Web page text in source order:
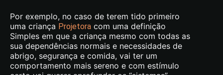
Por exemplo, no caso de terem tido primeiro
uma criança Projetora com uma definição
Simples em que a criança mesmo com todas as
sua dependências normais e necessidades de
abrigo, segurança e comida, vai ter um
comportamento mais sereno e com estímulo